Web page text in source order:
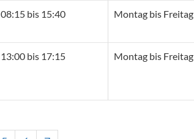
08:15 bis 15:40 Montag bis Freitag
13:00 bis 17:15 Montag bis Freitag